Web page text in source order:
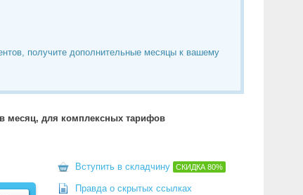
получите дополнительные месяцы к вашему
месяц, для комплексных тарифов
Вступить в складчину СКИДКА 80%
Правда о скрытых ссылках